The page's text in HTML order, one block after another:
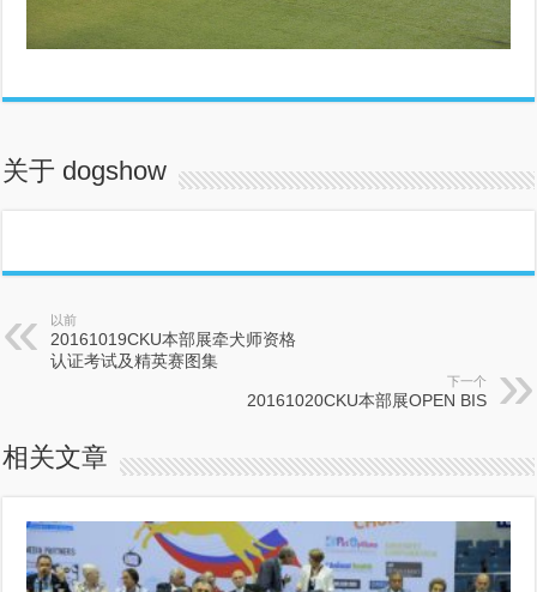
关于 dogshow
以前
20161019CKU本部展牵犬师资格
认证考试及精英赛图集
下一个
20161020CKU本部展OPEN BIS
相关文章